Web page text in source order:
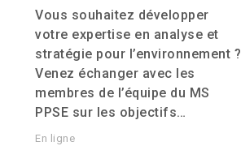
Vous souhaitez développer
votre expertise en analyse et
stratégie pour l’environnement ?
Venez échanger avec les
membres de l’équipe du MS
PPSE sur les objectifs…
En ligne